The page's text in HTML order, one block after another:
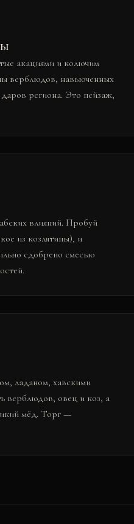
акациями и колючим
верблюдов, навьюченных
региона. Это пейзаж,
влияний. Пробуй
из козлятины), и
сдобрено смесью
ладаном, хавскими
верблюдов, овец и коз, а
мёд. Торг —